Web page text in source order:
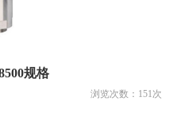
规格
浏览次数： 151次